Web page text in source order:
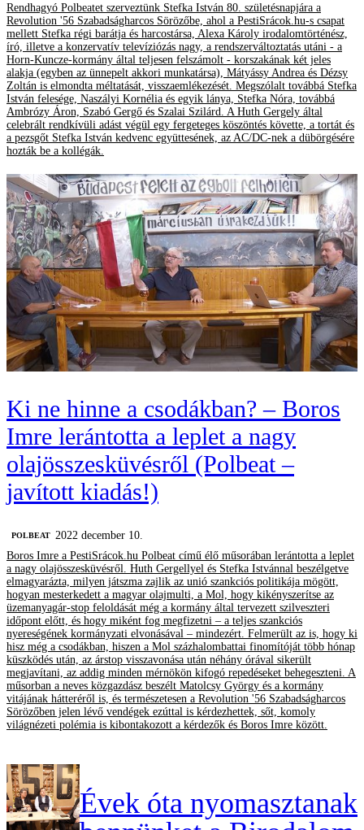
Rendhagyó Polbeatet szerveztünk Stefka István 80. születésnapjára a
Revolution '56 Szabadságharcos Sörözőbe, ahol a PestiSrácok.hu-s csapat
mellett Stefka régi barátja és harcostársa, Alexa Károly irodalomtörténész,
író, illetve a konzervatív televíziózás nagy, a rendszerváltoztatás utáni - a
Horn-Kuncze-kormány által teljesen felszámolt - korszakának két jeles
alakja (egyben az ünnepelt akkori munkatársa), Mátyássy Andrea és Dézsy
Zoltán is elmondta méltatását, visszaemlékezését. Megszólalt továbbá Stefka
István felesége, Naszályi Kornélia és egyik lánya, Stefka Nóra, továbbá
Ambrózy Áron, Szabó Gergő és Szalai Szilárd. A Huth Gergely által
celebrált rendkívüli adást végül egy fergeteges köszöntés követte, a tortát és
a pezsgőt Stefka István kedvenc együttesének, az AC/DC-nek a dübörgésére
hozták be a kollégák.
Ki ne hinne a csodákban? – Boros
Imre lerántotta a leplet a nagy
olajösszesküvésről (Polbeat –
javított kiadás!)
‎POLBEAT
2022 december 10.
Boros Imre a PestiSrácok.hu Polbeat című élő műsorában lerántotta a leplet
a nagy olajösszesküvésről. Huth Gergellyel és Stefka Istvánnal beszélgetve
elmagyarázta, milyen játszma zajlik az unió szankciós politikája mögött,
hogyan mesterkedett a magyar olajmulti, a Mol, hogy kikényszerítse az
üzemanyagár-stop feloldását még a kormány által tervezett szilveszteri
időpont előtt, és hogy miként fog megfizetni – a teljes szankciós
nyereségének kormányzati elvonásával – mindezért. Felmerült az is, hogy ki
hisz még a csodákban, hiszen a Mol százhalombattai finomítóját több hónap
küszködés után, az árstop visszavonása után néhány órával sikerült
megjavítani, az addig minden mérnökön kifogó repedéseket behegeszteni. A
műsorban a neves közgazdász beszélt Matolcsy György és a kormány
vitájának hátteréről is, és természetesen a Revolution '56 Szabadságharcos
Sörözőben jelen lévő vendégek ezúttal is kérdezhettek, sőt, komoly
világnézeti polémia is kibontakozott a kérdezők és Boros Imre között.
Évek óta nyomasztanak